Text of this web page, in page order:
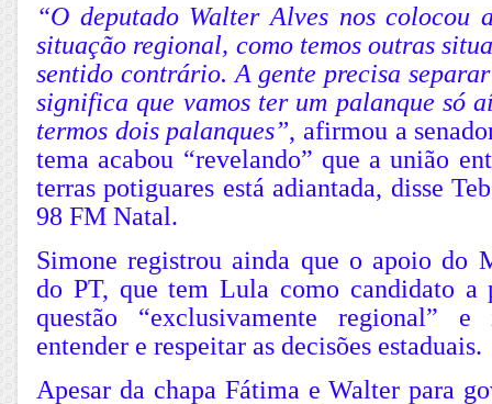
“O deputado Walter Alves nos colocou
situação regional, como temos outras
sentido contrário. A gente precisa
significa que vamos ter um palanque só
termos dois palanques”, afirmou a
tema acabou “revelando” que a união
terras potiguares está adiantada, disse
98 FM Natal.
Simone registrou ainda que o apoio do
do PT, que tem Lula como candidato a
questão “exclusivamente regional”
entender e respeitar as decisões estaduais.
Apesar da chapa Fátima e Walter para